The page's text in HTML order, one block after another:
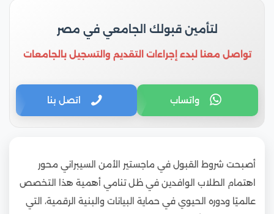
لتأمين قبولك الجامعي في مصر
تواصل معنا لبدء إجراءات التقديم والتسجيل بالجامعات
واتساب اتصل بنا
أصبحت شروط القبول في ماجستير الأمن السيبراني محور
اهتمام الطلاب الوافدين في ظل تنامي أهمية هذا التخصص
عالميًا ودوره الحيوي في حماية البيانات والبنية الرقمية، التي